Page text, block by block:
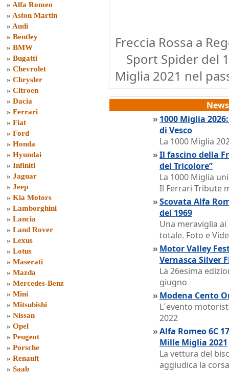
» Alfa Romeo
» Aston Martin
» Audi
» Bentley
» BMW
» Bugatti
» Chevrolet
» Chrysler
» Citroen
» Dacia
» Ferrari
» Fiat
» Ford
» Honda
» Hyundai
» Infiniti
» Jaguar
» Jeep
» Kia Motors
» Lamborghini
» Lancia
» Land Rover
» Lexus
» Lotus
» Maserati
» Mazda
» Mercedes-Benz
» Mini
» Mitsubishi
» Nissan
» Opel
» Peugeot
» Porsche
» Renault
» Saab
Freccia Rossa a
Sport Spider del
Miglia 2021 nel
» 1000 Miglia
di Vesco
La 1000 Miglia
»Il fascino della
del Tricolore”
La 1000 Miglia
Il Ferrari Tribute
»Scovata Alfa
del 1969
Una meraviglia
totale. Foto e
» Motor Valley
Vernasca Silver
La 26esima
giugno
» Modena Cento
L´evento
2022
»Alfa Romeo 6C
Mille Miglia 2021
La vettura del
aggiudica la